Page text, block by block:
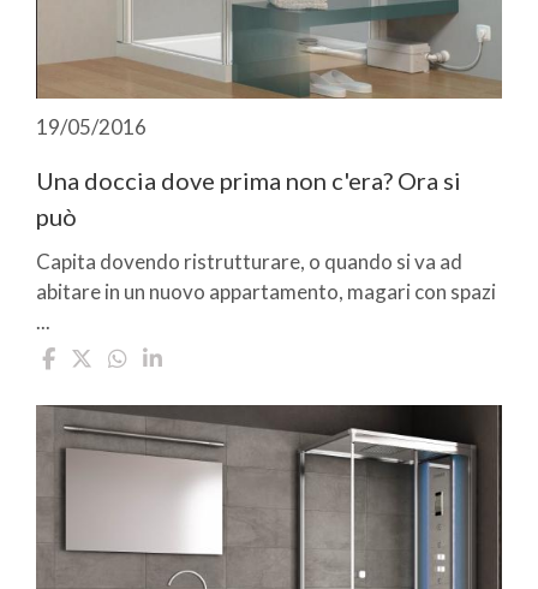
19/05/2016
Una doccia dove prima non c'era? Ora si
può
Capita dovendo ristrutturare, o quando si va ad
abitare in un nuovo appartamento, magari con spazi
...